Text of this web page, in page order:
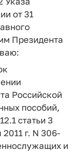
от 31
Президента
Российской
пособий,
статьи 3
г. N 306-
и